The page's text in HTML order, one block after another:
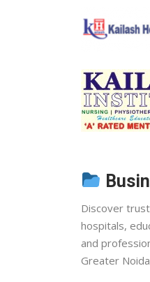
Discover
hospitals,
and
Greater